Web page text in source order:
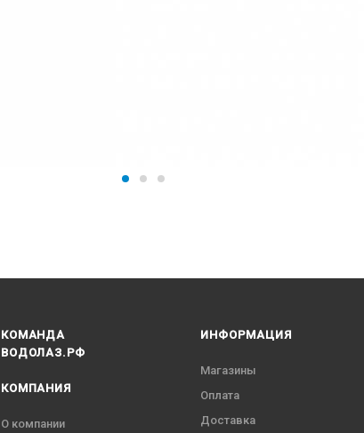
КОМАНДА
ВОДОЛАЗ.РФ
КОМПАНИЯ
О компании
ИНФОРМАЦИЯ
Магазины
Оплата
Доставка